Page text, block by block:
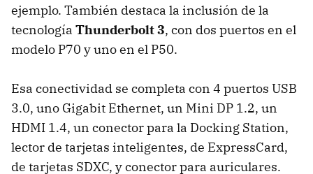
ejemplo. También destaca la inclusión de la
tecnología Thunderbolt 3, con dos puertos en el
modelo P70 y uno en el P50.
Esa conectividad se completa con 4 puertos USB
3.0, uno Gigabit Ethernet, un Mini DP 1.2, un
HDMI 1.4, un conector para la Docking Station,
lector de tarjetas inteligentes, de ExpressCard,
de tarjetas SDXC, y conector para auriculares.